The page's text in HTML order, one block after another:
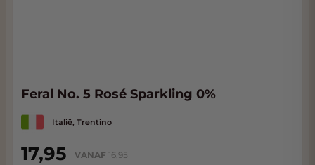
Feral No. 5 Rosé Sparkling 0%
Italië, Trentino
17,95 VANAF 16,95